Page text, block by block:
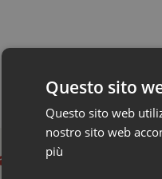
in Lombardia
Questo sito
Questo sito web
nostro sito web
più